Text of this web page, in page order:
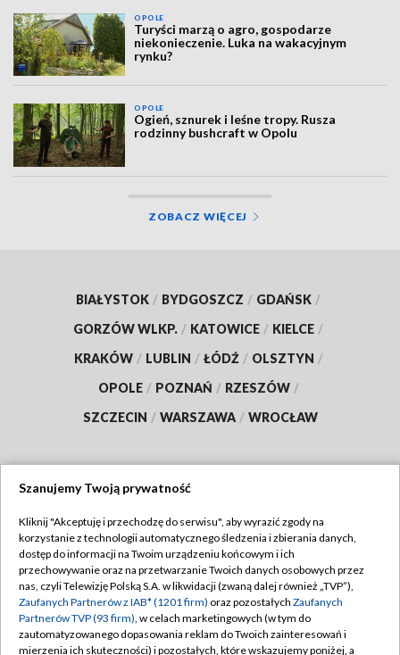
OPOLE
Turyści marzą o agro, gospodarze
niekonieczenie. Luka na wakacyjnym
rynku?
OPOLE
Ogień, sznurek i leśne tropy. Rusza
rodzinny bushcraft w Opolu
ZOBACZ WIĘCEJ
BIAŁYSTOK / BYDGOSZCZ / GDAŃSK /
GORZÓW WLKP. / KATOWICE / KIELCE /
KRAKÓW / LUBLIN / ŁÓDŹ / OLSZTYN /
OPOLE / POZNAŃ / RZESZÓW /
SZCZECIN / WARSZAWA / WROCŁAW
TVP
Abonament TVP
Emisja w TVP
Centrum informacji TVP
Regulamin TVP
Polityka prywatności
Moje zgody
Szanujemy Twoją prywatność
Kliknij "Akceptuję i przechodzę do serwisu", aby wyrazić zgody na
korzystanie z technologii automatycznego śledzenia i zbierania danych,
dostęp do informacji na Twoim urządzeniu końcowym i ich
przechowywanie oraz na przetwarzanie Twoich danych osobowych przez
nas, czyli Telewizję Polską S.A. w likwidacji (zwaną dalej również „TVP”),
Zaufanych Partnerów z IAB* (1201 firm) oraz pozostałych Zaufanych
Partnerów TVP (93 firm), w celach marketingowych (w tym do
zautomatyzowanego dopasowania reklam do Twoich zainteresowań i
mierzenia ich skuteczności) i pozostałych, które wskazujemy poniżej, a